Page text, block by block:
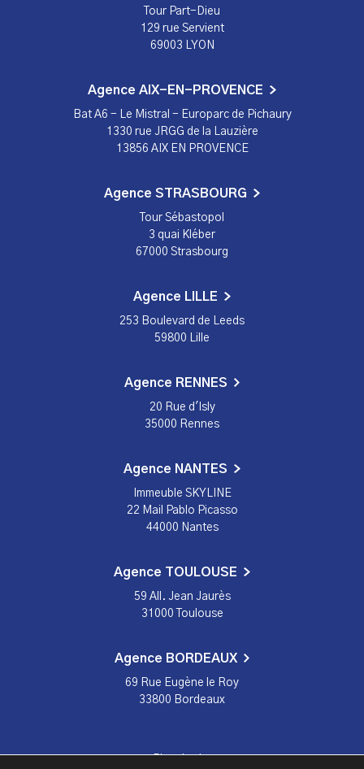
Tour Part-Dieu
129 rue Servient
69003 LYON
Agence AIX-EN-PROVENCE
Bat A6 - Le Mistral - Europarc de Pichaury
1330 rue JRGG de la Lauzière
13856 AIX EN PROVENCE
Agence STRASBOURG
Tour Sébastopol
3 quai Kléber
67000 Strasbourg
Agence LILLE
253 Boulevard de Leeds
59800 Lille
Agence RENNES
20 Rue d'Isly
35000 Rennes
Agence NANTES
Immeuble SKYLINE
22 Mail Pablo Picasso
44000 Nantes
Agence TOULOUSE
59 All. Jean Jaurès
31000 Toulouse
Agence BORDEAUX
69 Rue Eugène le Roy
33800 Bordeaux
Plan du site